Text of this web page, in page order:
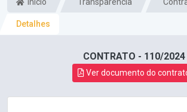
Detalhes
CONTRATO - 110/2024
Ver documento do